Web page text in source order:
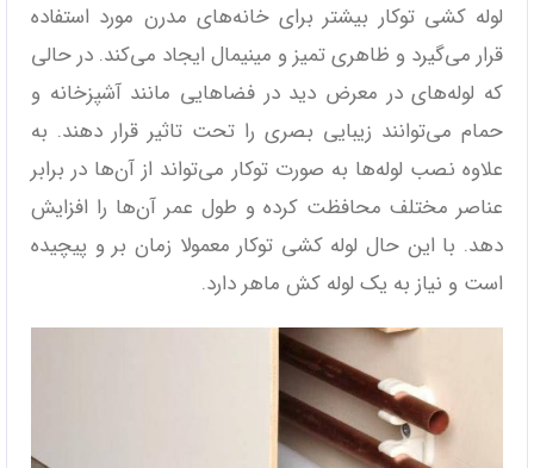
لوله کشی توکار بیشتر برای خانه‌های مدرن مورد استفاده
قرار می‌گیرد و ظاهری تمیز و مینیمال ایجاد می‌کند. در حالی
که لوله‌های در معرض دید در فضاهایی مانند آشپزخانه و
حمام می‌توانند زیبایی بصری را تحت تاثیر قرار دهند. به
علاوه نصب لوله‌ها به صورت توکار می‌تواند از آن‌ها در برابر
عناصر مختلف محافظت کرده و طول عمر آن‌ها را افزایش
دهد. با این حال لوله کشی توکار معمولا زمان بر و پیچیده
است و نیاز به یک لوله کش ماهر دارد.